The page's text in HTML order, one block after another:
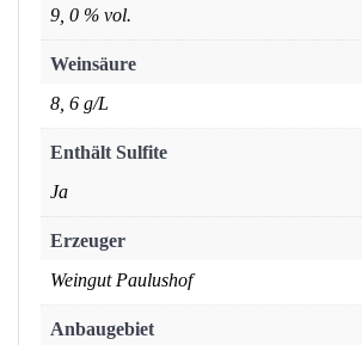
9, 0 % vol.
Weinsäure
8, 6 g/L
Enthält Sulfite
Ja
Erzeuger
Weingut Paulushof
Anbaugebiet